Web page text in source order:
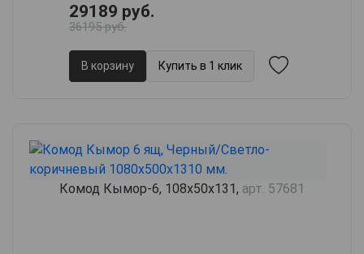
29189 руб.
36195 руб.
В корзину Купить в 1 клик
Комод Кымор-6, 108х50х131, арт. 57681